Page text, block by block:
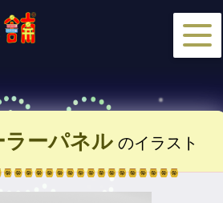
ラーパネルのイラスト